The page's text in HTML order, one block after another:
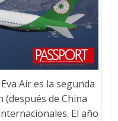
Air es la segunda
(después de China
El año